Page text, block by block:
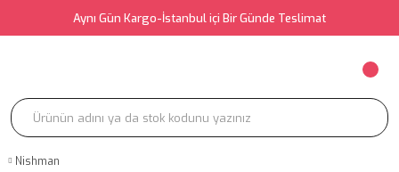
Aynı Gün Kargo-İstanbul içi Bir Günde Teslimat
Nishman